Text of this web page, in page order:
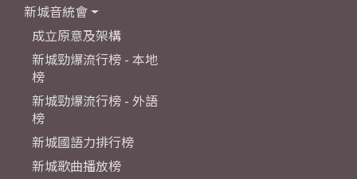
新城音統會
成立原意及架構
新城勁爆流行榜 - 本地
榜
新城勁爆流行榜 - 外語
榜
新城國語力排行榜
新城歌曲播放榜